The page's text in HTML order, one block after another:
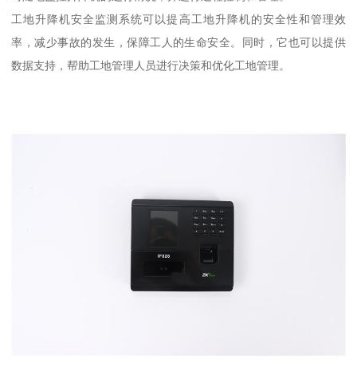
工地升降机安全监测系统可以提高工地升降机的安全性和管理效
率，减少事故的发生，保障工人的生命安全。同时，它也可以提供
数据支持，帮助工地管理人员进行决策和优化工地管理。